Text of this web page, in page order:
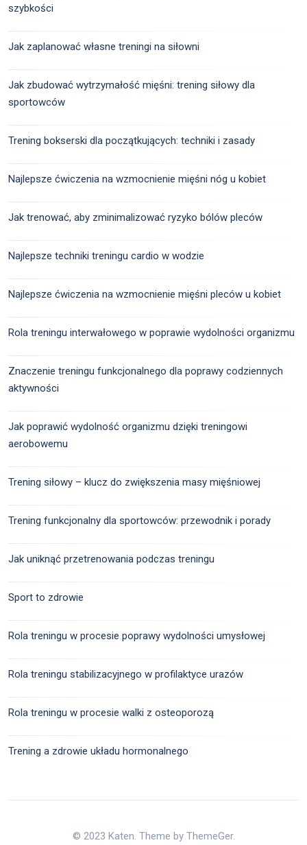
szybkości
Jak zaplanować własne treningi na siłowni
Jak zbudować wytrzymałość mięśni: trening siłowy dla
sportowców
Trening bokserski dla początkujących: techniki i zasady
Najlepsze ćwiczenia na wzmocnienie mięśni nóg u kobiet
Jak trenować, aby zminimalizować ryzyko bólów pleców
Najlepsze techniki treningu cardio w wodzie
Najlepsze ćwiczenia na wzmocnienie mięśni pleców u kobiet
Rola treningu interwałowego w poprawie wydolności organizmu
Znaczenie treningu funkcjonalnego dla poprawy codziennych
aktywności
Jak poprawić wydolność organizmu dzięki treningowi
aerobowemu
Trening siłowy – klucz do zwiększenia masy mięśniowej
Trening funkcjonalny dla sportowców: przewodnik i porady
Jak uniknąć przetrenowania podczas treningu
Sport to zdrowie
Rola treningu w procesie poprawy wydolności umysłowej
Rola treningu stabilizacyjnego w profilaktyce urazów
Rola treningu w procesie walki z osteoporozą
Trening a zdrowie układu hormonalnego
© 2023 Katen. Theme by ThemeGer.